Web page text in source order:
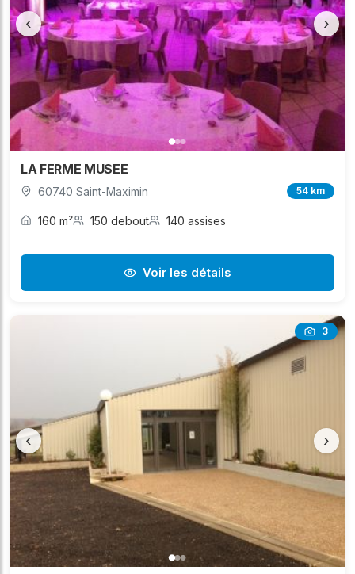
‹ ›
LA FERME MUSEE
60740 Saint-Maximin 54 km
160 m² 150 debout 140 assises
Voir les détails
3
‹ ›